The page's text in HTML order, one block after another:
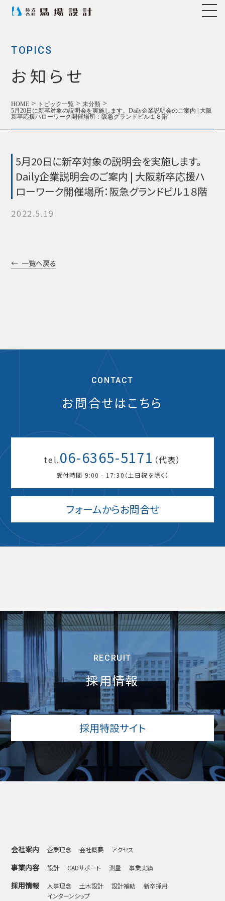
TOPICS
お知らせ
HOME > トピック一覧 >未分類 >
5月20日に新卒対象の説明会を実施します。Daily企業説明会のご案内 | 大阪
新卒応援ハローワーク開催場所：阪急グランドビル１８階
5月20日に新卒対象の説明会を実施します。
Daily企業説明会のご案内 | 大阪新卒応援ハ
ローワーク開催場所：阪急グランドビル１８階
2022.5.19
一覧へ戻る
CONTACT
お問合せはこちら
tel.06-6365-5171 （代表）
受付時間 9:00 - 17:30（土日祝を除く）
フォームからお問合せ
RECRUIT
採用情報
採用特設サイト
会社案内 企業理念 会社概要 アクセス
事業内容 設計 CADサポート 測量 事業実績
採用情報 人事理念 土木設計 設計補助
新卒採用
インターンシップ